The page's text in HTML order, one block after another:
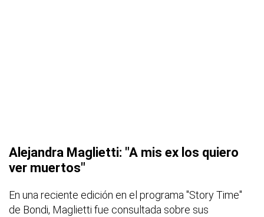
Alejandra Maglietti: "A mis ex los quiero
ver muertos"
En una reciente edición en el programa "Story Time"
de Bondi, Maglietti fue consultada sobre sus